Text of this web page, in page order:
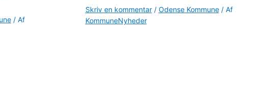
/ Af
Skriv en kommentar / Odense Kommune/ Af
KommuneNyheder